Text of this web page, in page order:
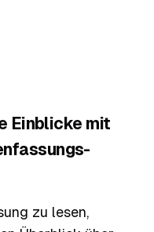
Einblicke mit
zu lesen,